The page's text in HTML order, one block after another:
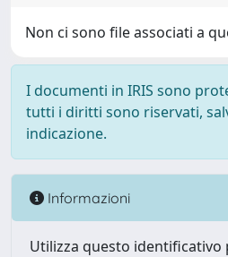
Non ci sono file associati a
I documenti in IRIS sono
tutti i diritti sono riservati,
indicazione.
Informazioni
Utilizza questo identificativo